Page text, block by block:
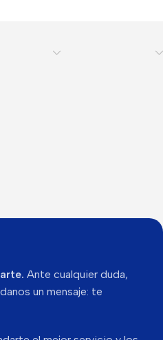
Ante cualquier duda,
un mensaje: te